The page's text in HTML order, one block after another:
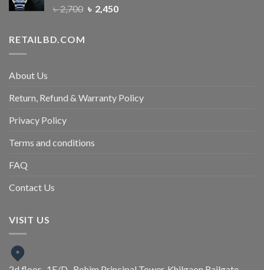
৳2,700 ৳ 2,450
RETAILBD.COM
About Us
Return, Refund & Warranty Policy
Privacy Policy
Terms and conditions
FAQ
Contact Us
VISIT US